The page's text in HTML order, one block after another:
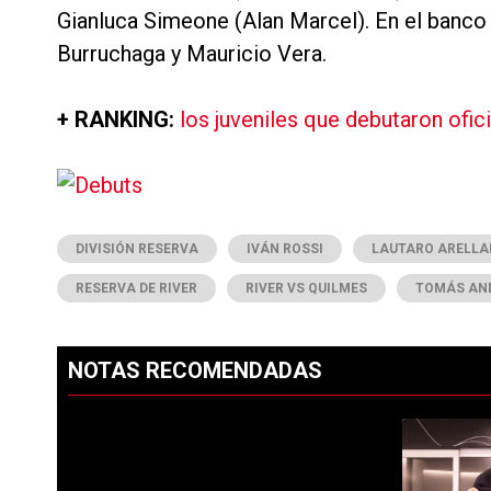
Gianluca Simeone (Alan Marcel). En el
Burruchaga y Mauricio Vera.
+ RANKING: los juveniles que debutaron
DIVISIÓN RESERVA IVÁN ROSSI LAUTARO
RESERVA DE RIVER RIVER VS QUILMES TOMÁS
NOTAS RECOMENDADAS
Un artículo